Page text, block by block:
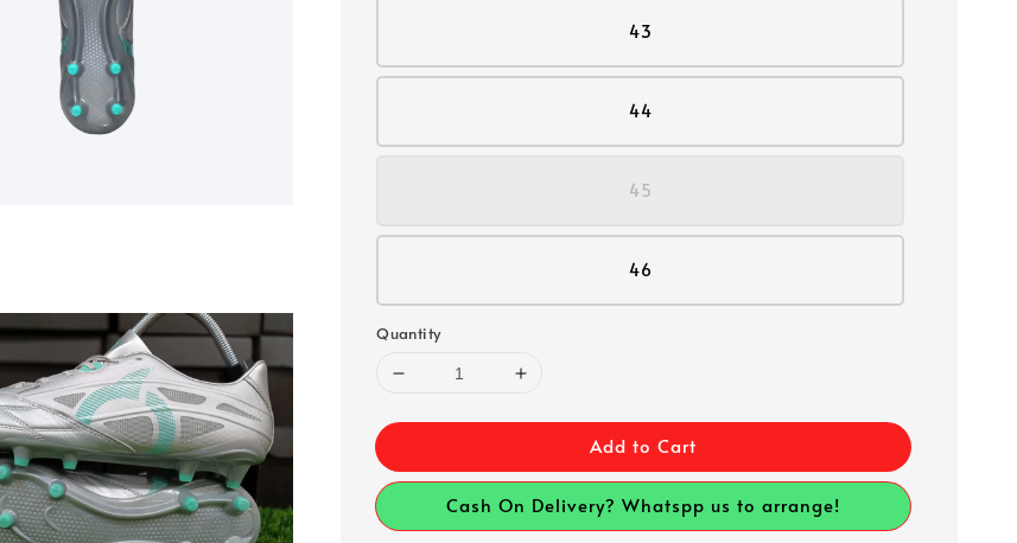
43
44
45
46
Quantity
Add to Cart
Cash On Delivery? Whatspp us to arrange!